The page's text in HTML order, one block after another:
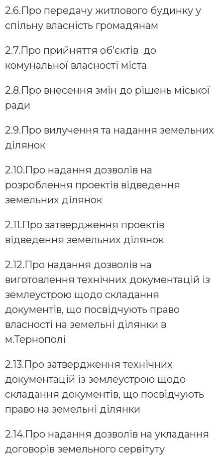
2.6.Про передачу житлового будинку у
спільну власність громадянам
2.7.Про прийняття об’єктів до
комунальної власності міста
2.8.Про внесення змін до рішень міської
ради
2.9.Про вилучення та надання земельних
ділянок
2.10.Про надання дозволів на
розроблення проектів відведення
земельних ділянок
2.11.Про затвердження проектів
відведення земельних ділянок
2.12.Про надання дозволів на
виготовлення технічних документацій із
землеустрою щодо складання
документів, що посвідчують право
власності на земельні ділянки в
м.Тернополі
2.13.Про затвердження технічних
документацій із землеустрою щодо
складання документів, що посвідчують
право на земельні ділянки
2.14.Про надання дозволів на укладання
договорів земельного сервітуту